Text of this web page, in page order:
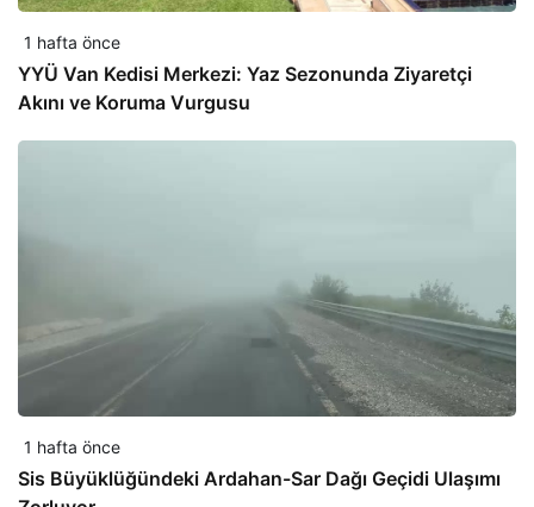
1 hafta önce
YYÜ Van Kedisi Merkezi: Yaz Sezonunda Ziyaretçi
Akını ve Koruma Vurgusu
1 hafta önce
Sis Büyüklüğündeki Ardahan-Sar Dağı Geçidi Ulaşımı